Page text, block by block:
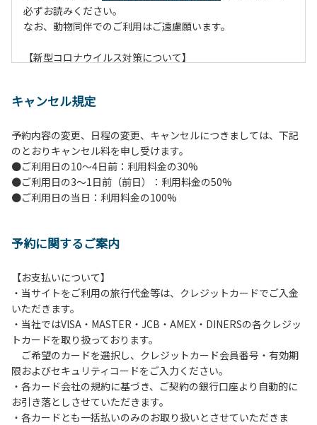
必ずお読みください。
なお、動物同伴でのご利用はご遠慮願います。
【新型コロナウイルス対策について】
また、今後の状況次第で変わる場合がありますのでご了承く
【ペンションでの取り組み】
・お食事は席数を減らしソーシャルディスタンスを確保して
のお食事。
・お食事は18時と19時の2回に分けて行います。（ご希望の
・玄関、食堂に手指の消毒スプレーを設置。
・定期的な施設の消毒。
・スタッフの体調管理、健康チェックの徹底。
・使い捨てスリッパをご用意しております。
・施設内の換気。
※食事中は窓を開けて換気をさせていただく場合がございま
す。また、山の上なので朝晩は冷えます。服装は１枚多めに
ご用意ください。
【お客様へお願い】
・パブリックスペースでは、食事中以外はマスクの着用をお
キャンセル規定
予約内容の変更、日程の変更、キャンセルにつきましては、下記
のとおりキャンセル料を申し受けます。
●ご利用日の10～4日前：利用料金の30%
●ご利用日の3～1日前（前日）：利用料金の50%
●ご利用日の当日：利用料金の100%
予約に関するご案内
【お支払いについて】
・当サイトをご利用の旅行代金等は、クレジットカードでご入金
いただきます。
・当社ではVISA・MASTER・JCB・AMEX・DINERSの各クレジッ
トカードを取り扱っております。
ご希望のカードを選択し、クレジットカード会員番号・有効期
限およびセキュリティコードをご入力ください。
・各カード会社の規約に基づき、ご契約の銀行口座より自動的に
お引き落としさせていただきます。
・各カードとも一括払いのみのお取り扱いとさせていただきま